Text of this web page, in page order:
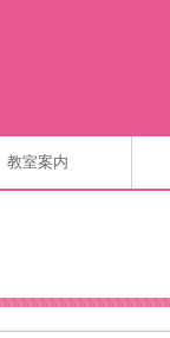
教室案内